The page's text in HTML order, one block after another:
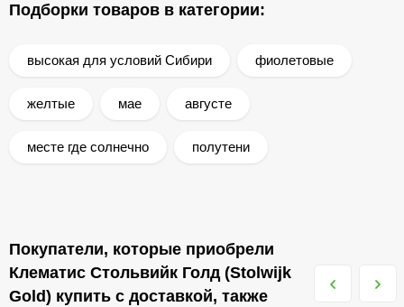
Подборки товаров в категории:
высокая для условий Сибири фиолетовые
желтые мае августе
месте где солнечно полутени
Покупатели, которые приобрели
Клематис Стольвийк Голд (Stolwijk
Gold) купить с доставкой, также